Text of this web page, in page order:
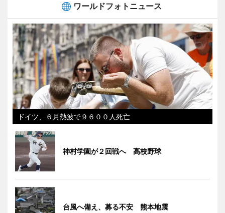
ワールドフォトニュース
ドイツ、６月熱波で９６００人死亡
神村学園が２回戦へ 高校野球
台風へ備え、募る不安 熊本地震